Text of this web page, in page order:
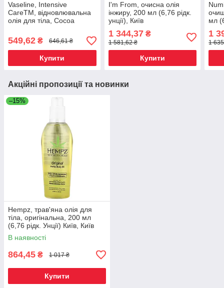
Vaseline, Intensive
CareTM, відновлювальна
олія для тіла, Cocoa
Унції) Київ, Київ
549,62 ₴ 646,61 ₴
Купити
I'm From, очисна олія
інжиру, 200 мл (6,76 рідк.
унції), Київ
1 344,37₴
1 581,62 ₴
Купити
мл
1
1
Акційні пропозиції та новинки
–15%
Hempz, трав'яна олія для
тіла, оригінальна, 200 мл
(6,76 рідк. Унції) Київ, Київ
В наявності
864,45 ₴ 1 017 ₴
Купити